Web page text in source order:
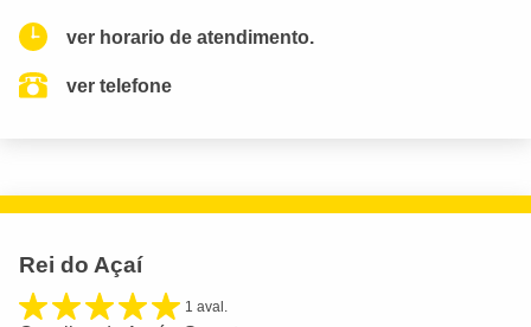
ver horario de atendimento.
ver telefone
Rei do Açaí
1 aval.